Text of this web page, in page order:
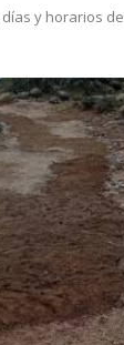
días y horarios